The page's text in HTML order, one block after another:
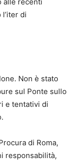
di
Non è stato
sul Ponte sullo
e tentativi di
di Roma,
responsabilità,